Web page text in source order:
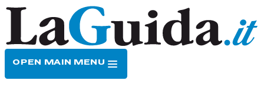
OPEN MAIN MENU